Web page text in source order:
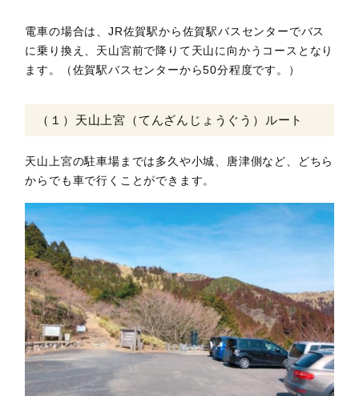
電車の場合は、JR佐賀駅から佐賀駅バスセンターでバス
に乗り換え、天山宮前で降りて天山に向かうコースとなり
ます。（佐賀駅バスセンターから50分程度です。）
（１）天山上宮（てんざんじょうぐう）ルート
天山上宮の駐車場までは多久や小城、唐津側など、どちら
からでも車で行くことができます。